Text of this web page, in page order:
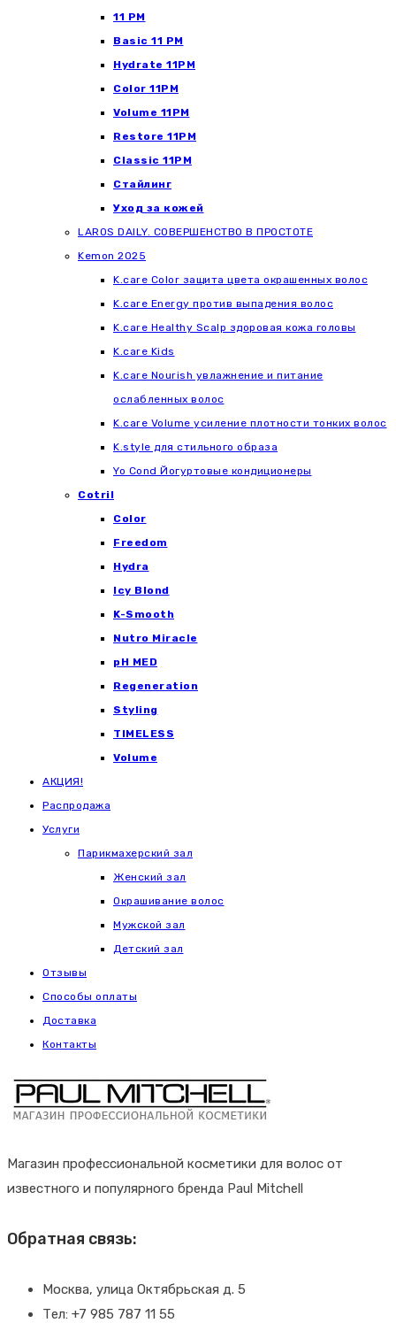
11 PM
Basic 11 PM
Hydrate 11PM
Color 11PM
Volume 11PM
Restore 11PM
Classic 11PM
Стайлинг
Уход за кожей
LAROS DAILY. СОВЕРШЕНСТВО В ПРОСТОТЕ
Kemon 2025
K.care Color защита цвета окрашенных волос
K.care Energy против выпадения волос
K.care Healthy Scalp здоровая кожа головы
K.care Kids
K.care Nourish увлажнение и питание
ослабленных волос
K.care Volume усиление плотности тонких волос
K.style для стильного образа
Yo Cond Йогуртовые кондиционеры
Cotril
Color
Freedom
Hydra
Icy Blond
K-Smooth
Nutro Miracle
pH MED
Regeneration
Styling
TIMELESS
Volume
АКЦИЯ!
Распродажа
Услуги
Парикмахерский зал
Женский зал
Окрашивание волос
Мужской зал
Детский зал
Отзывы
Способы оплаты
Доставка
Контакты
Магазин профессиональной косметики для волос от
известного и популярного бренда Paul Mitchell
Обратная связь:
Москва, улица Октябрьская д. 5
Тел: +7 985 787 11 55